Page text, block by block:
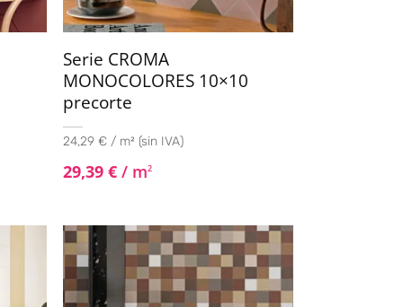
Serie CROMA
MONOCOLORES 10×10
precorte
24,29 € / m² (sin IVA)
29,39 €/ m2